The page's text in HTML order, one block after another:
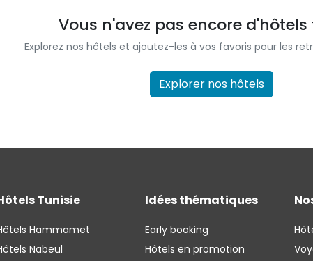
Vous n'avez pas encore d'hôtels
Explorez nos hôtels et ajoutez-les à vos favoris pour les
Explorer nos hôtels
Tunisie
Hammamet
Nabeul
Idées thématiques
Early booking
Hôtels en promotion